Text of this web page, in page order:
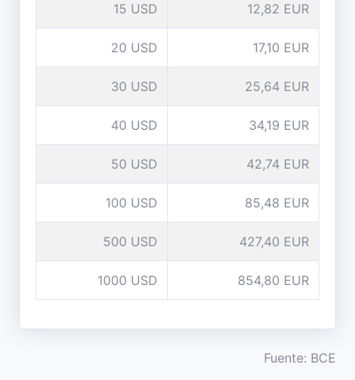
15 USD 12,82 EUR
20 USD 17,10 EUR
30 USD 25,64 EUR
40 USD 34,19 EUR
50 USD 42,74 EUR
100 USD 85,48 EUR
500 USD 427,40 EUR
1000 USD 854,80 EUR
Fuente: BCE